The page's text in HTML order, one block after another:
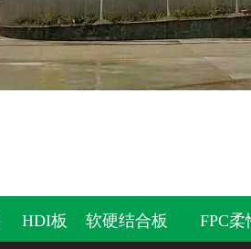
HDI板 软硬结合板 FPC柔